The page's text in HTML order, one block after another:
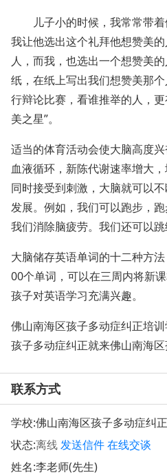
儿子小的时候，我常常带着
我让他选出这个礼拜他想赞美
人，而我，也选出一个想赞美
纸，在纸上写出我们想赞美那
行辩论比赛，看谁推举的人，
美之星”。
适当的体育活动会使大脑高度
血液循环，新陈代谢速率增大
同时接受到刺激，大脑就可以
发展。例如，我们可以跑步，
我们消除脑疲劳。我们还可以跳
大脑储存英语单词的十二种方
00个单词，可以在三周内将新
孩子对英语学习充满兴趣。
佛山南海区孩子多动症纠正培
孩子多动症纠正就来佛山南海
联系方式
学校:佛山南海区孩子多动症纠
状态:离线发送信件在线交谈
姓名:李老师(先生)